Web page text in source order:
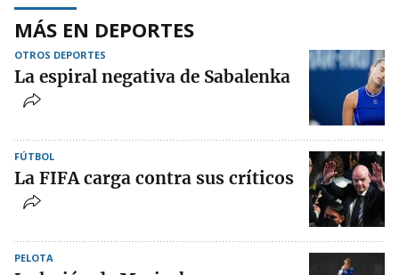
MÁS EN DEPORTES
OTROS DEPORTES
La espiral negativa de Sabalenka
FÚTBOL
La FIFA carga contra sus críticos
PELOTA